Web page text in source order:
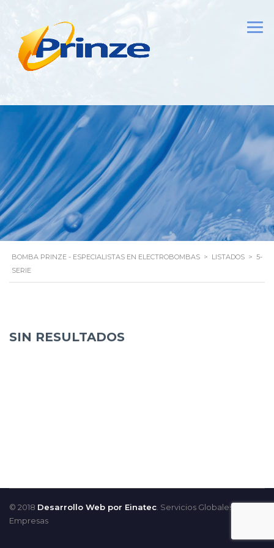
BOMBA PRINZE - ESPECIALISTAS EN ELECTROBOMBAS > LISTADOS > 5-
SERIE
SIN RESULTADOS
© 2018 Desarrollo Web por Einatec . Servicios Globales para
Empresas